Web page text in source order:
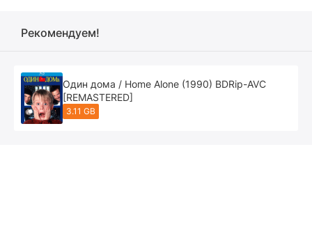
Рекомендуем!
Один дома / Home Alone (1990) BDRip-AVC
[REMASTERED]
3.11 GB